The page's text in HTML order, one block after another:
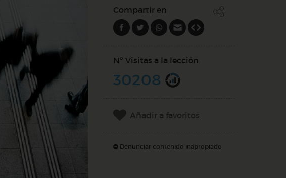
Compartir en
Nº Visitas a la lección
30208
Añadir a favoritos
Denunciar contenido inapropiado